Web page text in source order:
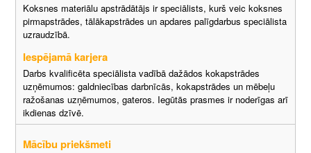
Koksnes materiālu apstrādātājs ir speciālists, kurš veic koksnes
pirmapstrādes, tālākapstrādes un apdares palīgdarbus speciālista
uzraudzībā.
Iespējamā karjera
Darbs kvalificēta speciālista vadībā dažādos kokapstrādes
uzņēmumos: galdniecības darbnīcās, kokapstrādes un mēbeļu
ražošanas uzņēmumos, gateros. Iegūtās prasmes ir noderīgas arī
ikdienas dzīvē.
Mācību priekšmeti